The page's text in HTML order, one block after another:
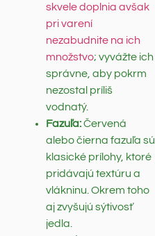
skvele doplnia avšak
pri varení
nezabudnite na ich
množstvo; vyvážte ich
správne, aby pokrm
nezostal príliš
vodnatý.
Fazuľa:Červená
alebo čierna fazuľa sú
klasické prílohy, ktoré
pridávajú textúru a
vlákninu. Okrem toho
aj zvyšujú sýtivosť
jedla.